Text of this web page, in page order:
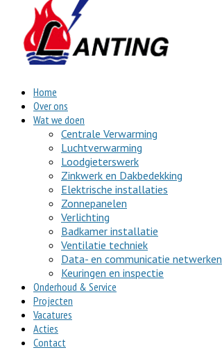
Home
Over ons
Wat we doen
Centrale Verwarming
Luchtverwarming
Loodgieterswerk
Zinkwerk en Dakbedekking
Elektrische installaties
Zonnepanelen
Verlichting
Badkamer installatie
Ventilatie techniek
Data- en communicatie netwerken
Keuringen en inspectie
Onderhoud & Service
Projecten
Vacatures
Acties
Contact